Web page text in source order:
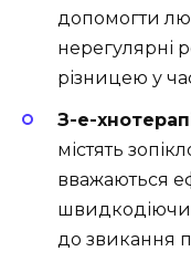
допомогти
нерегулярні
різницею у
З-е-
містять
вважаються
до звикання